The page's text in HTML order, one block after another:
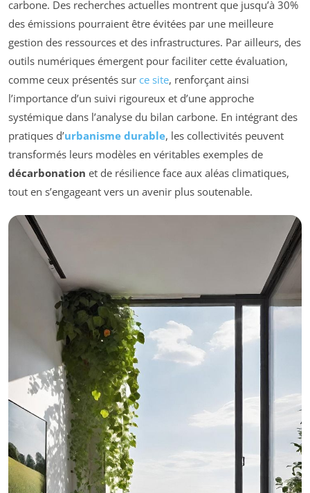
carbone. Des recherches actuelles montrent que jusqu’à 30%
des émissions pourraient être évitées par une meilleure
gestion des ressources et des infrastructures. Par ailleurs, des
outils numériques émergent pour faciliter cette évaluation,
comme ceux présentés sur ce site, renforçant ainsi
l’importance d’un suivi rigoureux et d’une approche
systémique dans l’analyse du bilan carbone. En intégrant des
pratiques d’urbanisme durable, les collectivités peuvent
transformés leurs modèles en véritables exemples de
décarbonation et de résilience face aux aléas climatiques,
tout en s’engageant vers un avenir plus soutenable.